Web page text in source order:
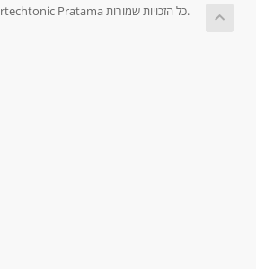
זכויות יוצרים © 2026 Cybertechtonic Pratama כל הזכויות שמורות.